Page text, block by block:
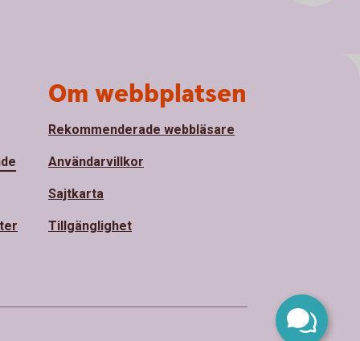
Om webbplatsen
Rekommenderade webbläsare
Användarvillkor
Sajtkarta
Tillgänglighet